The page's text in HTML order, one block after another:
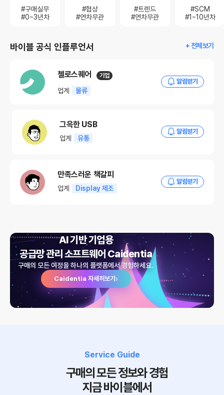
#구매실무
#0~3년차
#협상
#연차무관
#트렌드
#연차무관
#SCM
#1~10년차
바이블 공식 인플루언서 + 전체보기
첼로스퀘어 기업
업계 물류
알림받기
그윽한 USB
업계 유통
알림받기
만족스러운 책갈피
업계 Display 제조
알림받기
AI 기반 기업용
공급망 관리 소프트웨어 Caidentia
구매의 모든 여정을 하나의 플랫폼에서 경험하세요.
Caidentia 자세히보기 ›
Service Guide
구매의 모든 정보와 경험
지금 바이블에서